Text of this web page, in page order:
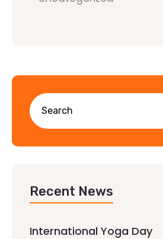
Recent News
International Yoga Day